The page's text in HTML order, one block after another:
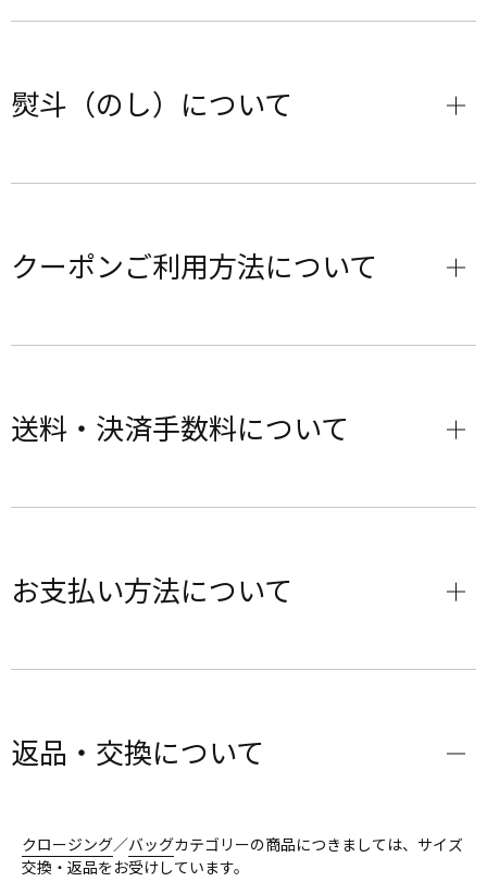
熨斗（のし）について
クーポンご利用方法について
送料・決済手数料について
お支払い方法について
返品・交換について
クロージング／バッグカテゴリーの商品につきましては、サイズ
交換・返品をお受けしています。